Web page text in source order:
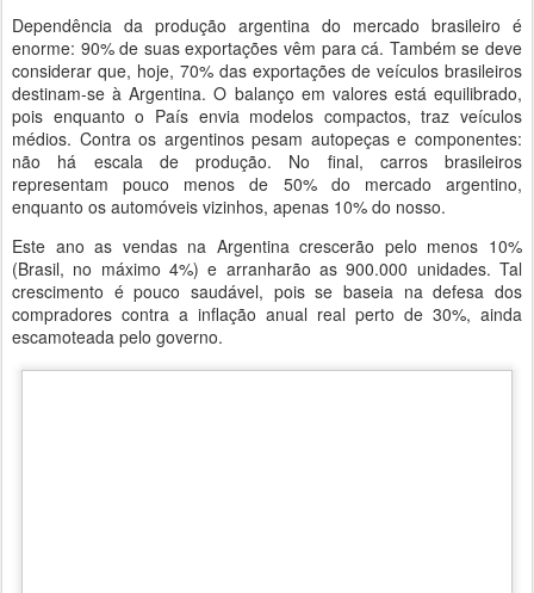
Dependência da produção argentina do mercado brasileiro é
enorme: 90% de suas exportações vêm para cá. Também se deve
considerar que, hoje, 70% das exportações de veículos brasileiros
destinam-se à Argentina. O balanço em valores está equilibrado,
pois enquanto o País envia modelos compactos, traz veículos
médios. Contra os argentinos pesam autopeças e componentes:
não há escala de produção. No final, carros brasileiros
representam pouco menos de 50% do mercado argentino,
enquanto os automóveis vizinhos, apenas 10% do nosso.
Este ano as vendas na Argentina crescerão pelo menos 10%
(Brasil, no máximo 4%) e arranharão as 900.000 unidades. Tal
crescimento é pouco saudável, pois se baseia na defesa dos
compradores contra a inflação anual real perto de 30%, ainda
escamoteada pelo governo.